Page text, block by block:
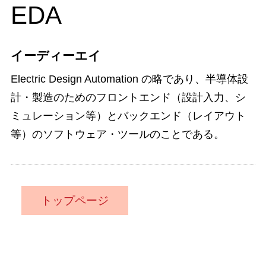
EDA
イーディーエイ
Electric Design Automation の略であり、半導体設
計・製造のためのフロントエンド（設計入力、シ
ミュレーション等）とバックエンド（レイアウト
等）のソフトウェア・ツールのことである。
トップページ